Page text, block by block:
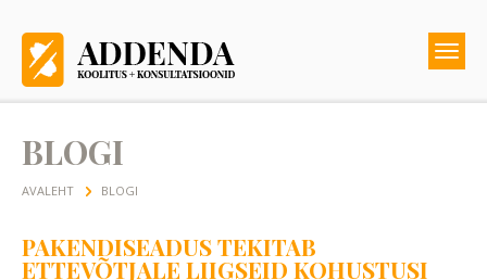
BLOGI
AVALEHT BLOGI
PAKENDISEADUS TEKITAB
ETTEVÕTJALE LIIGSEID KOHUSTUSI